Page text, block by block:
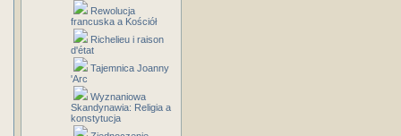
Rewolucja
francuska a Kościół
Richelieu i raison
d'état
Tajemnica Joanny
'Arc
Wyznaniowa
Skandynawia: Religia a
konstytucja